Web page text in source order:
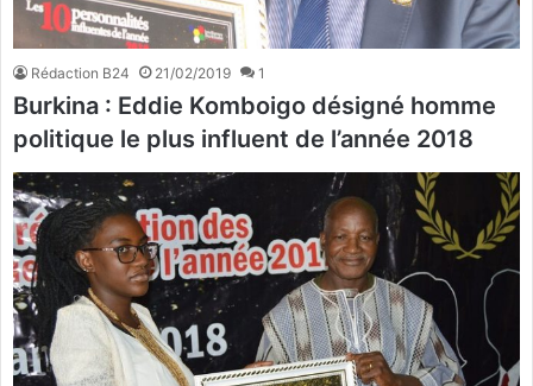
Rédaction B24 21/02/2019 1
Burkina : Eddie Komboigo désigné homme
politique le plus influent de l’année 2018